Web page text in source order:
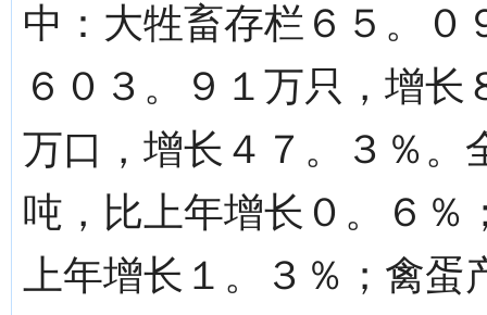
中：大牲畜存栏６５。０
６０３。９１万只，增
万口，增长４７。３％。
吨，比上年增长０。６％
上年增长１。３％；禽